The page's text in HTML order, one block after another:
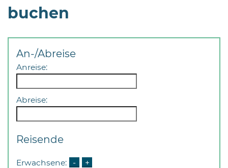
buchen
An-/Abreise
Anreise:
Abreise:
Reisende
Erwachsene: - +